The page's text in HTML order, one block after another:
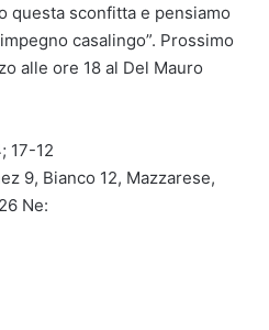
questa sconfitta e pensiamo
casalingo”. Prossimo
alle ore 18 al Del Mauro
17-12
9, Bianco 12, Mazzarese,
Ne: